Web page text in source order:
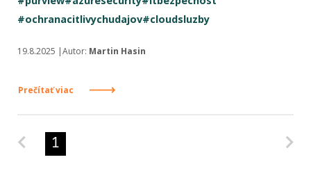
#ochranacitlivychudajov#cloudsluzby
19.8.2025 |Autor: Martin Hasin
Prečítať viac
Predchádzajúca strana
1